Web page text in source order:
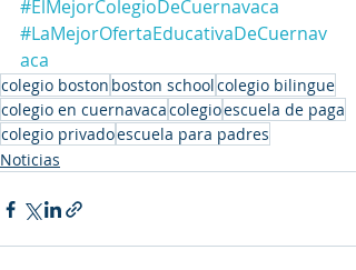
#ElMejorColegioDeCuernavaca
#LaMejorOfertaEducativaDeCuernav
aca
colegio boston boston schoolcolegio bilingue
colegio en cuernavacacolegioescuela de paga
colegio privadoescuela para padres
Noticias